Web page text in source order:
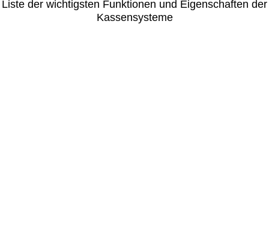
Liste der wichtigsten Funktionen und Eigenschaften der
Kassensysteme